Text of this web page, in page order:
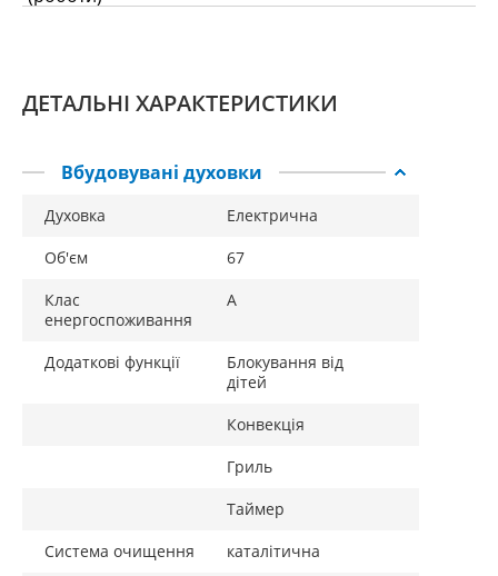
конвекція (вентилятор)
так
крутив
ні
газ-контроль
висувний візок
термозонд (термощуп і
ДЕТАЛЬНІ ХАРАКТЕРИСТИКИ
Вбудовувані духовки
Духовка
Електрична
Об'єм
67
Клас
енергоспоживання
A
Додаткові функції
Блокування від
дітей
Конвекція
Гриль
Таймер
Система очищення
каталітична